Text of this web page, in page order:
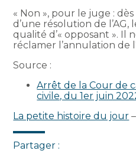
« Non », pour le juge :
d’une résolution de
qualité d’« opposant ». Il
réclamer l’annulation de
Source :
Arrêt de la Cour de
civile, du 1er juin
La petite histoire du jour
Partager :